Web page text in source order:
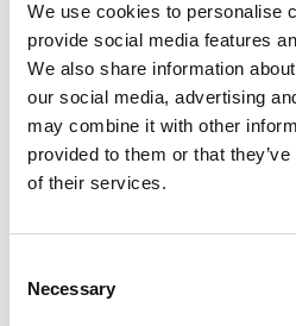
We use cookies to personalise
provide social media features
We also share information
our social media, advertising
may combine it with other
provided to them or that
of their services.
Selection
Necessary
reduceret til 205 boliger. Det
renoveres udgør ca. 18.685 m².
renovering af badeværelser,
nye ventilationsanlæg, nye
facader og udhæng samt
udearealer foretages
Bygherrerådgiver: